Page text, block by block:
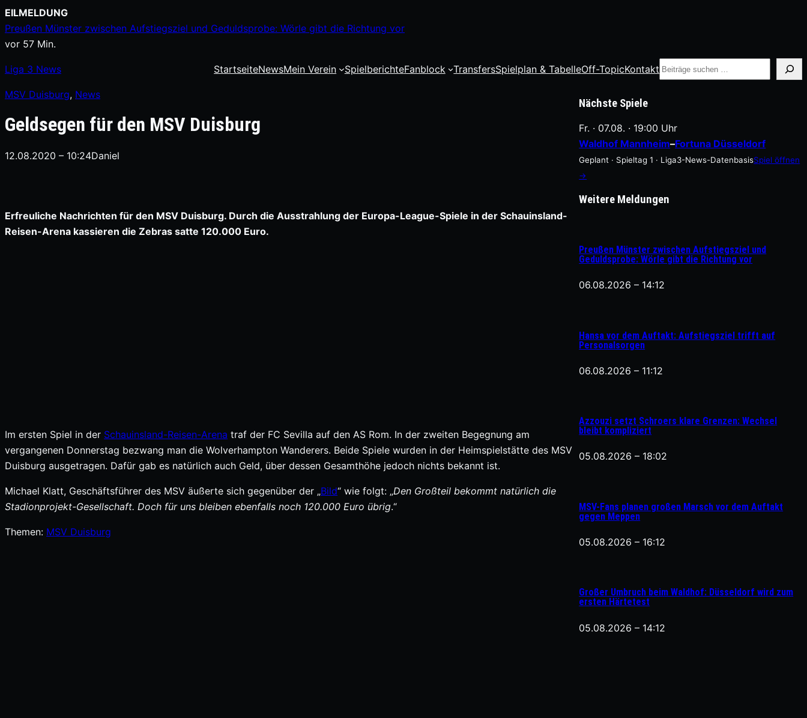
Zum
Inhalt
springen
EILMELDUNG
Preußen Münster zwischen Aufstiegsziel und Geduldsprobe: Wörle gibt die Richtung vor
vor 57 Min.
Liga 3 News StartseiteNewsMein Verein SpielberichteFanblock TransfersSpielplan & TabelleOff-TopicKontakt Suche
MSV Duisburg, News
Geldsegen für den MSV Duisburg
12.08.2020 – 10:24Daniel
Erfreuliche Nachrichten für den MSV Duisburg. Durch die Ausstrahlung der Europa-League-Spiele in der Schauinsland-
Reisen-Arena kassieren die Zebras satte 120.000 Euro.
Im ersten Spiel in der Schauinsland-Reisen-Arena traf der FC Sevilla auf den AS Rom. In der zweiten Begegnung am
vergangenen Donnerstag bezwang man die Wolverhampton Wanderers. Beide Spiele wurden in der Heimspielstätte des MSV
Duisburg ausgetragen. Dafür gab es natürlich auch Geld, über dessen Gesamthöhe jedoch nichts bekannt ist.
Michael Klatt, Geschäftsführer des MSV äußerte sich gegenüber der „Bild“ wie folgt: „Den Großteil bekommt natürlich die
Stadionprojekt-Gesellschaft. Doch für uns bleiben ebenfalls noch 120.000 Euro übrig.“
Themen: MSV Duisburg
Nächste Spiele
Fr. · 07.08. · 19:00 Uhr
Waldhof Mannheim–Fortuna Düsseldorf
Geplant · Spieltag 1 · Liga3-News-DatenbasisSpiel öffnen
→
Weitere Meldungen
Preußen Münster zwischen Aufstiegsziel und
Geduldsprobe: Wörle gibt die Richtung vor
06.08.2026 – 14:12
Hansa vor dem Auftakt: Aufstiegsziel trifft auf
Personalsorgen
06.08.2026 – 11:12
Azzouzi setzt Schroers klare Grenzen: Wechsel
bleibt kompliziert
05.08.2026 – 18:02
MSV-Fans planen großen Marsch vor dem Auftakt
gegen Meppen
05.08.2026 – 16:12
Großer Umbruch beim Waldhof: Düsseldorf wird zum
ersten Härtetest
05.08.2026 – 14:12